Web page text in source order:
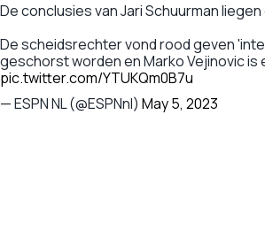
De conclusies van Jari Schuurman
De scheidsrechter vond rood geven
geschorst worden en Marko Vejinovic is
pic.twitter.com/YTUKQm0B7u
— ESPN NL (@ESPNnl) May 5, 2023